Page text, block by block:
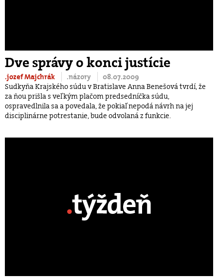
Dve správy o konci justície
.jozef Majchrák .názory
08.07.2009
Sudkyňa Krajského súdu v Bratislave Anna Benešová tvrdí, že
za ňou prišla s veľkým plačom predsedníčka súdu,
ospravedlnila sa a povedala, že pokiaľ nepodá návrh na jej
disciplinárne potrestanie, bude odvolaná z funkcie.